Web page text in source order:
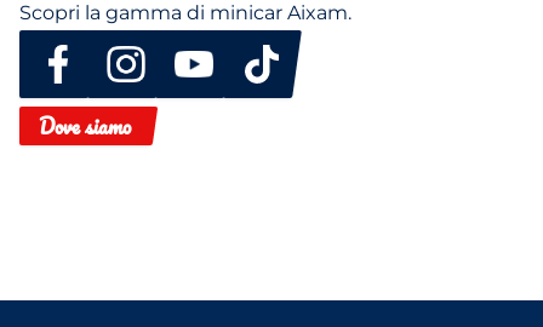
Scopri la gamma di minicar Aixam.
Dove siamo